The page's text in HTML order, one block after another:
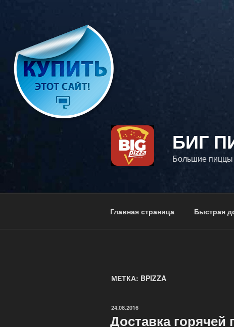
содержимому
БИГ
Большие
Главная страница Быстрая
МЕТКА: BPIZZA
ОПУБЛИКОВАНО
24.08.2016
Доставка